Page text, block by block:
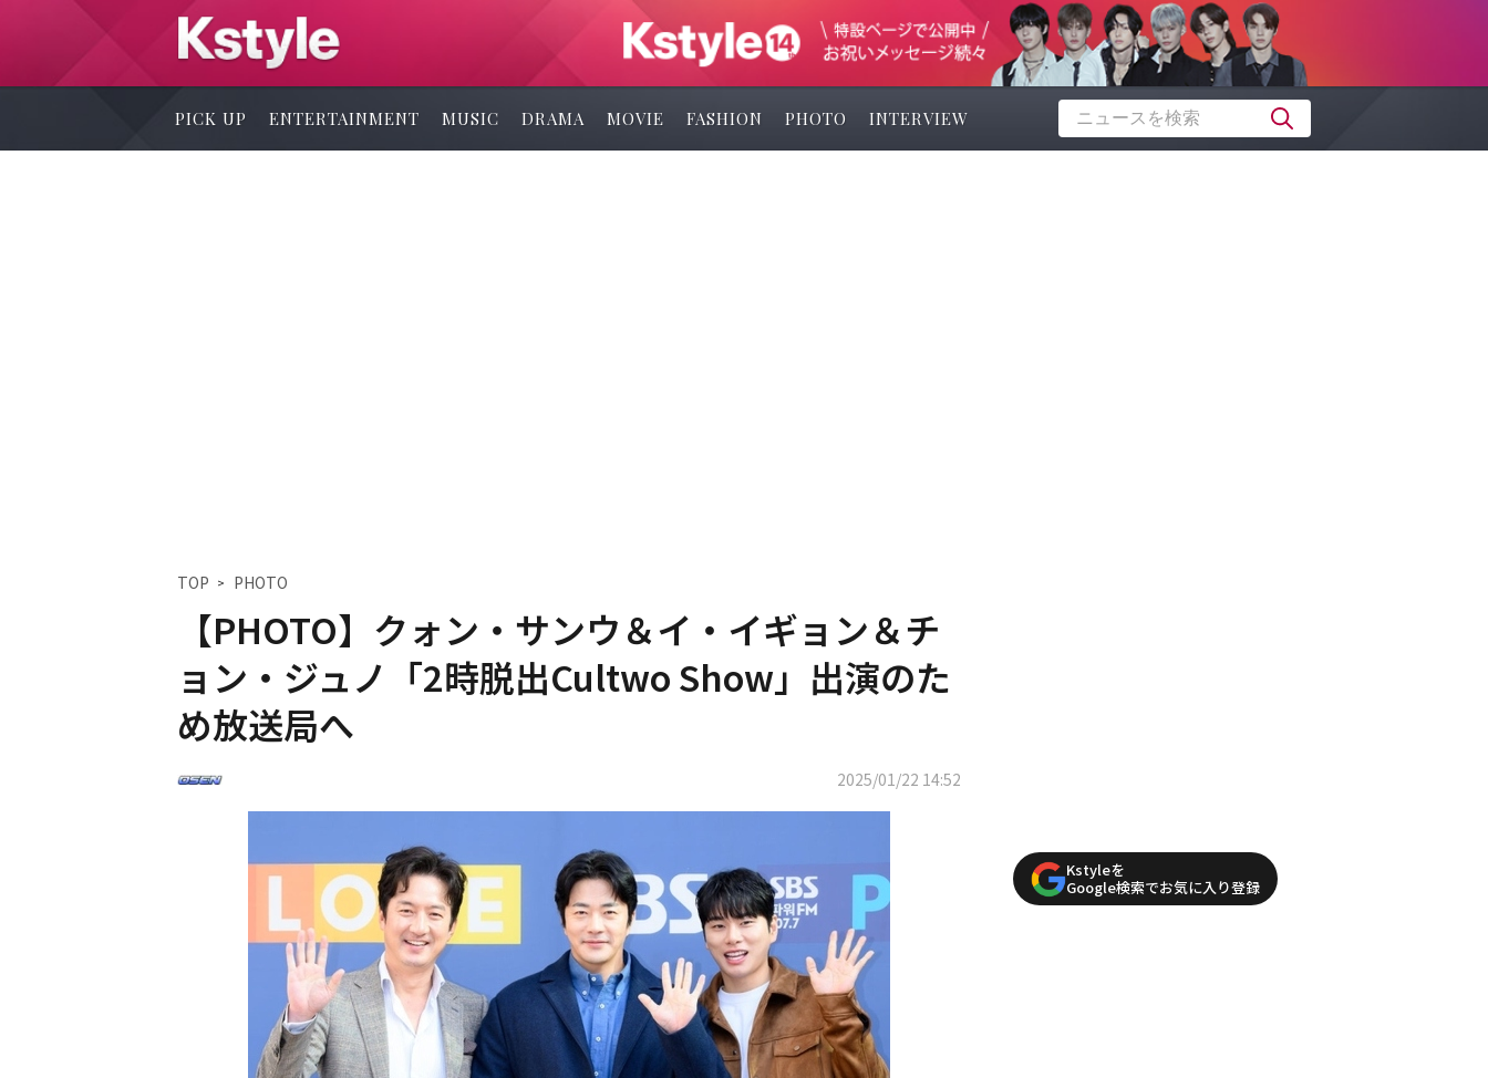
PICK UP ENTERTAINMENT MUSIC DRAMA MOVIE FASHION PHOTO INTERVIEW
TOP PHOTO
【PHOTO】クォン・サンウ＆イ・イギョン＆チ
ョン・ジュノ「2時脱出Cultwo Show」出演のた
め放送局へ
2025/01/22 14:52
Kstyleを
Google検索でお気に入り登録